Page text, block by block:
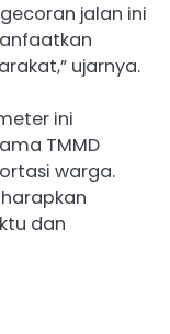
jalan ini
ujarnya.
ini
TMMD
warga.
dan